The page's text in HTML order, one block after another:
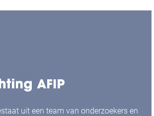
uit een team van onderzoekers en